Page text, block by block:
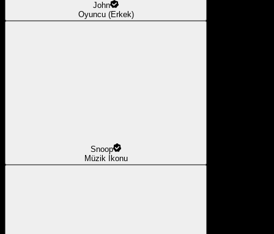
John
Oyuncu (Erkek)
Snoop
Müzik İkonu